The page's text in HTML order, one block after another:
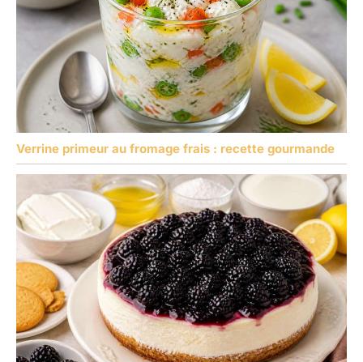
Verrine primeur au fromage frais : recette gourmande